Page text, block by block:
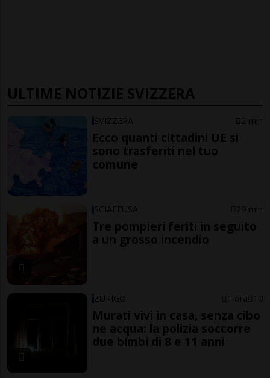
ULTIME NOTIZIE SVIZZERA
SVIZZERA 2 min
Ecco quanti cittadini UE si
sono trasferiti nel tuo
comune
SCIAFFUSA 29 min
Tre pompieri feriti in seguito
a un grosso incendio
ZURIGO 1 ora 10
Murati vivi in casa, senza cibo
ne acqua: la polizia soccorre
due bimbi di 8 e 11 anni